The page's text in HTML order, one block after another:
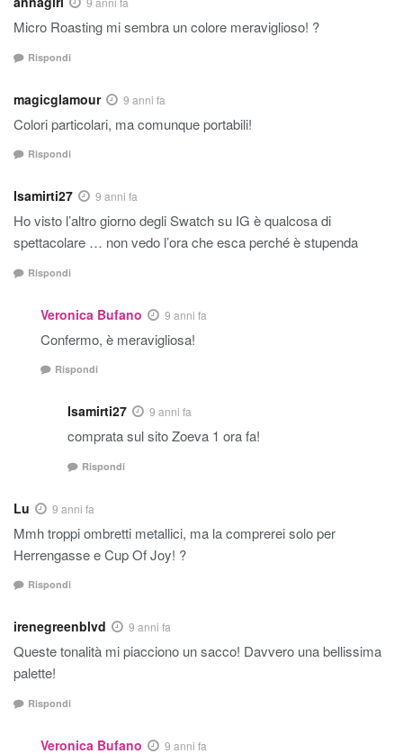
Micro Roasting mi sembra un colore meraviglioso! ?
Rispondi
magicglamour 9 anni fa
Colori particolari, ma comunque portabili!
Rispondi
Isamirti27 9 anni fa
Ho visto l’altro giorno degli Swatch su IG è qualcosa di
spettacolare … non vedo l’ora che esca perché è stupenda
Rispondi
Veronica Bufano 9 anni fa
Confermo, è meravigliosa!
Rispondi
Isamirti27 9 anni fa
comprata sul sito Zoeva 1 ora fa!
Rispondi
Lu 9 anni fa
Mmh troppi ombretti metallici, ma la comprerei solo per
Herrengasse e Cup Of Joy! ?
Rispondi
irenegreenblvd 9 anni fa
Queste tonalità mi piacciono un sacco! Davvero una bellissima
palette!
Rispondi
Veronica Bufano 9 anni fa